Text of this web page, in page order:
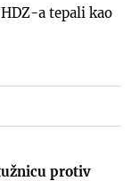
a tepali kao
protiv